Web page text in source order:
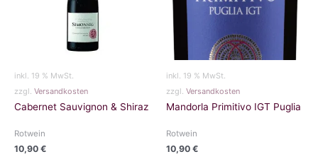
inkl. 19 % MwSt.
zzgl. Versandkosten
Cabernet Sauvignon & Shiraz
Rotwein
10,90 €
inkl. 19 % MwSt.
zzgl. Versandkosten
Mandorla Primitivo IGT Puglia
Rotwein
10,90 €